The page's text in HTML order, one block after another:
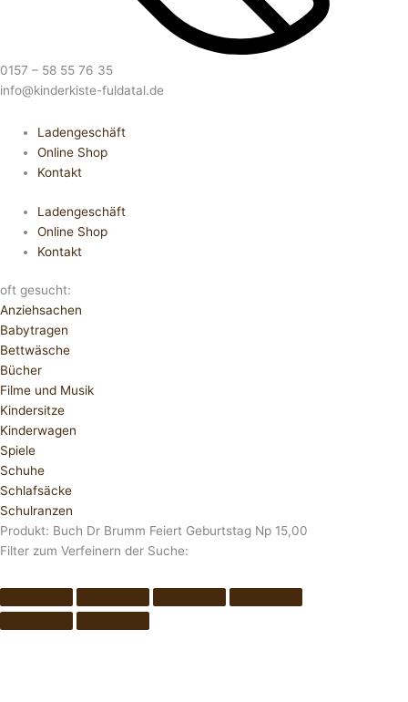
0157 – 58 55 76 35
info@kinderkiste-fuldatal.de
Ladengeschäft
Online Shop
Kontakt
Ladengeschäft
Online Shop
Kontakt
oft gesucht:
Anziehsachen
Babytragen
Bettwäsche
Bücher
Filme und Musik
Kindersitze
Kinderwagen
Spiele
Schuhe
Schlafsäcke
Schulranzen
Produkt: Buch Dr Brumm Feiert Geburtstag Np 15,00
Filter zum Verfeinern der Suche: